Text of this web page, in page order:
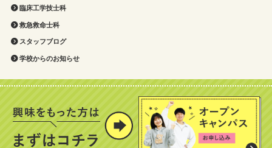
臨床工学技士科
救急救命士科
スタッフブログ
学校からのお知らせ